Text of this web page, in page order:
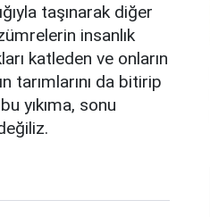
taşınarak diğer
insanlık
katleden ve onların
tarımlarını da bitirip
yıkıma, sonu